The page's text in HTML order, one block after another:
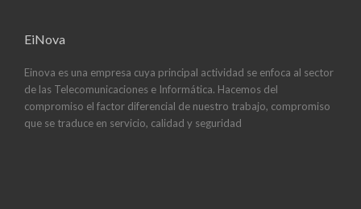
EiNova
Einova es una empresa cuya principal actividad se enfoca al sector
de las Telecomunicaciones e Informática. Hacemos del
compromiso el factor diferencial de nuestro trabajo, compromiso
que se traduce en servicio, calidad y seguridad